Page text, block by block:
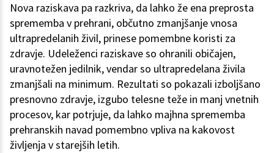
Nova raziskava pa razkriva, da lahko že ena preprosta
sprememba v prehrani, občutno zmanjšanje vnosa
ultrapredelanih živil, prinese pomembne koristi za
zdravje. Udeleženci raziskave so ohranili običajen,
uravnotežen jedilnik, vendar so ultrapredelana živila
zmanjšali na minimum. Rezultati so pokazali izboljšano
presnovno zdravje, izgubo telesne teže in manj vnetnih
procesov, kar potrjuje, da lahko majhna sprememba
prehranskih navad pomembno vpliva na kakovost
življenja v starejših letih.